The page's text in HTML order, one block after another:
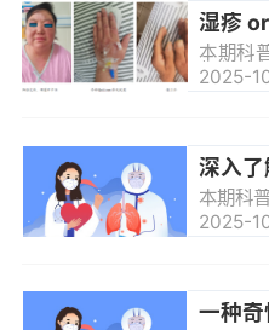
当大惊
用"忍"
可能正
求救信
本期科
师 狄贵
己得了
病的一
骨骼肌
重要脏
病，女
皮肤：
2025-
深入了
本期科
2025-